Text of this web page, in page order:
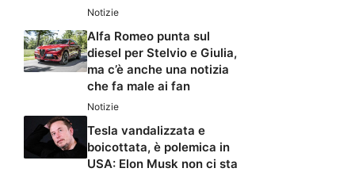
Notizie
Alfa Romeo punta sul
diesel per Stelvio e Giulia,
ma c’è anche una notizia
che fa male ai fan
Notizie
Tesla vandalizzata e
boicottata, è polemica in
USA: Elon Musk non ci sta